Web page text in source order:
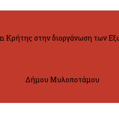
στην διοργάνωση των
Δήμου Μυλοποτάμου